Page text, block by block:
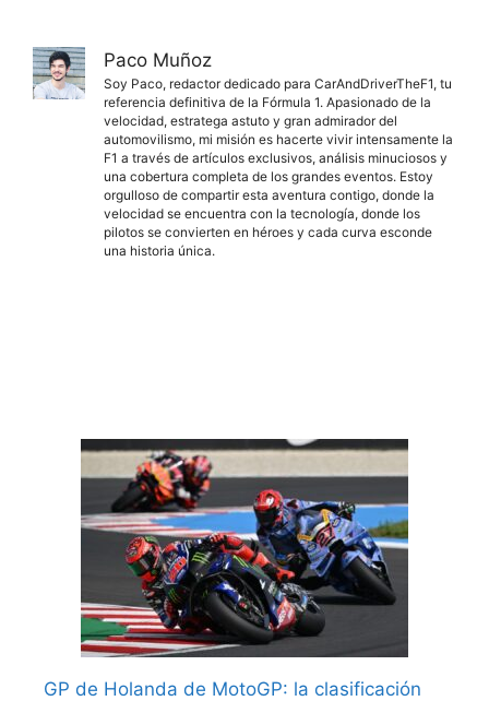
Paco Muñoz
Soy Paco, redactor dedicado para CarAndDriverTheF1, tu
referencia definitiva de la Fórmula 1. Apasionado de la
velocidad, estratega astuto y gran admirador del
automovilismo, mi misión es hacerte vivir intensamente la
F1 a través de artículos exclusivos, análisis minuciosos y
una cobertura completa de los grandes eventos. Estoy
orgulloso de compartir esta aventura contigo, donde la
velocidad se encuentra con la tecnología, donde los
pilotos se convierten en héroes y cada curva esconde
una historia única.
GP de Holanda de MotoGP: la clasificación